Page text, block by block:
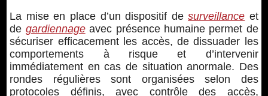
La mise en place d’un dispositif desurveillance et
de gardiennage avec présence humaine permet de
sécuriser efficacement les accès, de dissuader les
comportements à risque et d’intervenir
immédiatement en cas de situation anormale. Des
rondes régulières sont organisées selon des
protocoles définis, avec contrôle des accès,